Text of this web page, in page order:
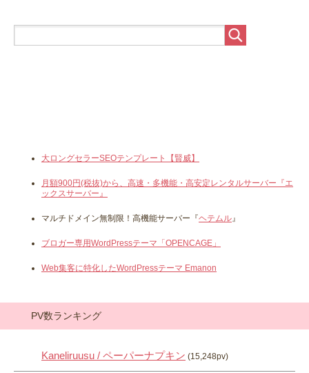
大ロングセラーSEOテンプレート【賢威】
月額900円(税抜)から、高速・多機能・高安定レンタルサーバー『エ
ックスサーバー』
マルチドメイン無制限！高機能サーバー『ヘテムル 』
ブロガー専用WordPressテーマ「OPENCAGE」
Web集客に特化したWordPressテーマ Emanon
PV数ランキング
Kaneliruusu / ペーパーナプキン (15,248pv)